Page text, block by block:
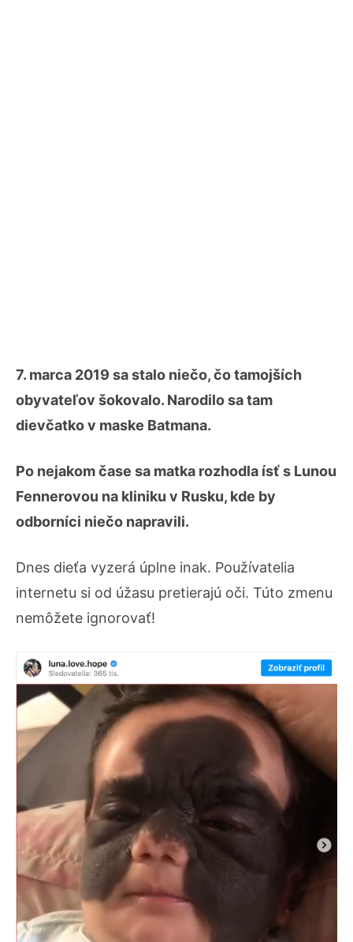
7. marca 2019 sa stalo niečo, čo tamojších
obyvateľov šokovalo. Narodilo sa tam
dievčatko v maske Batmana.
Po nejakom čase sa matka rozhodla ísť s Lunou
Fennerovou na kliniku v Rusku, kde by
odborníci niečo napravili.
Dnes dieťa vyzerá úplne inak. Používatelia
internetu si od úžasu pretierajú oči. Túto zmenu
nemôžete ignorovať!